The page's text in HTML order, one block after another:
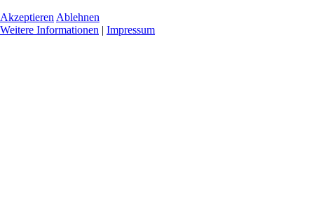
Akzeptieren Ablehnen
Weitere Informationen | Impressum